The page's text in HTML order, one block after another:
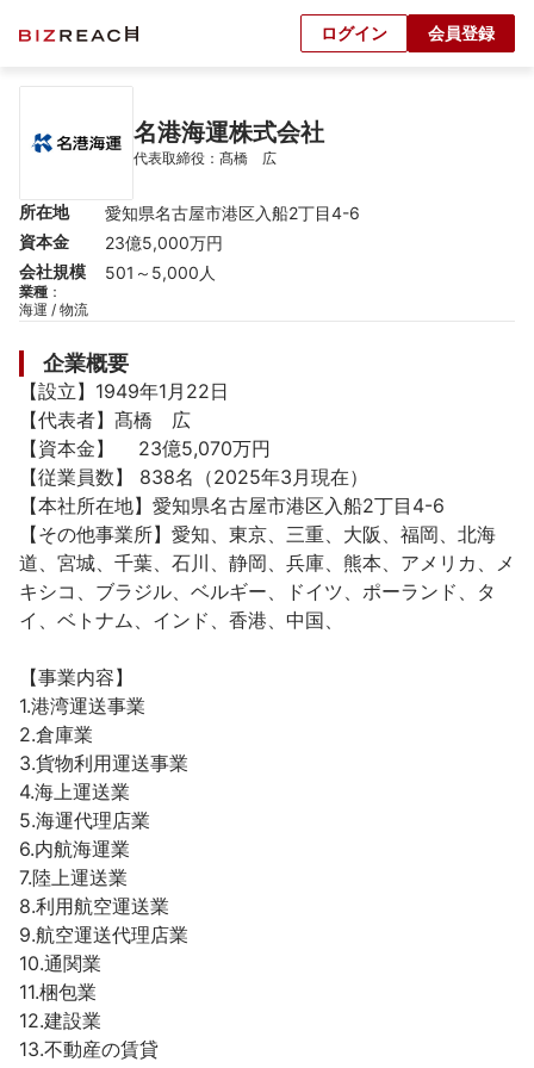
ログイン 会員登録
名港海運株式会社
代表取締役：髙橋　広
所在地
愛知県名古屋市港区入船2丁目4-6
資本金
23億5,000万円
会社規模
501～5,000人
業種 ：
海運 / 物流
企業概要
【設立】1949年1月22日
【代表者】髙橋　広
【資本金】	23億5,070万円
【従業員数】 838名（2025年3月現在）
【本社所在地】愛知県名古屋市港区入船2丁目4-6
【その他事業所】愛知、東京、三重、大阪、福岡、北海
道、宮城、千葉、石川、静岡、兵庫、熊本、アメリカ、メ
キシコ、ブラジル、ベルギー、ドイツ、ポーランド、タ
イ、ベトナム、インド、香港、中国、
【事業内容】
1.港湾運送事業
2.倉庫業
3.貨物利用運送事業
4.海上運送業
5.海運代理店業
6.内航海運業
7.陸上運送業
8.利用航空運送業
9.航空運送代理店業
10.通関業
11.梱包業
12.建設業
13.不動産の賃貸